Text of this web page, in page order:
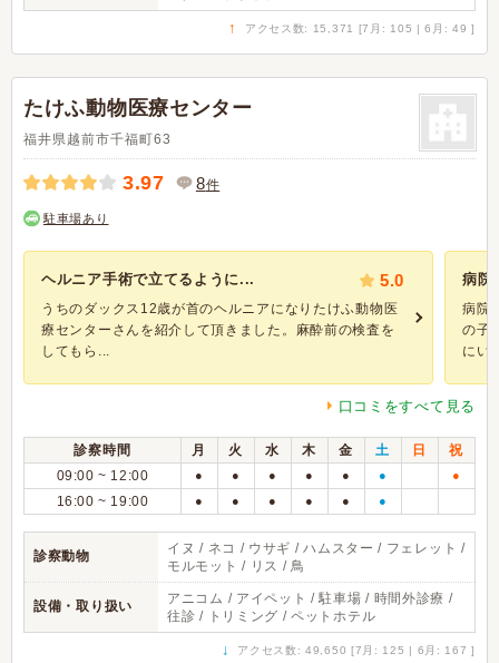
↑ アクセス数: 15,371 [7月: 105 | 6月: 49 ]
たけふ動物医療センター
福井県越前市千福町63
3.97 8件
駐車場あり
ヘルニア手術で立てるように... 5.0
うちのダックス12歳が首のヘルニアになりたけふ動物医
療センターさんを紹介して頂きました。麻酔前の検査を
してもら...
病院
病院
の子
にい
口コミをすべて見る
診察時間 月 火 水 木 金 土 日
祝
09:00 ~ 12:00
● ● ● ● ● ● ●
16:00 ~ 19:00 ● ● ● ● ● ●
診察動物
イヌ / ネコ / ウサギ / ハムスター / フェレット /
モルモット / リス / 鳥
設備・取り扱い
アニコム / アイペット / 駐車場 / 時間外診療 /
往診 / トリミング / ペットホテル
↓ アクセス数: 49,650 [7月: 125 | 6月: 167 ]